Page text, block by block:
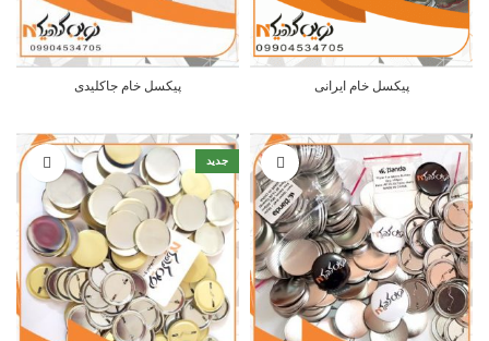
پیکسل خام ایرانی پیکسل خام جاکلیدی
جدید